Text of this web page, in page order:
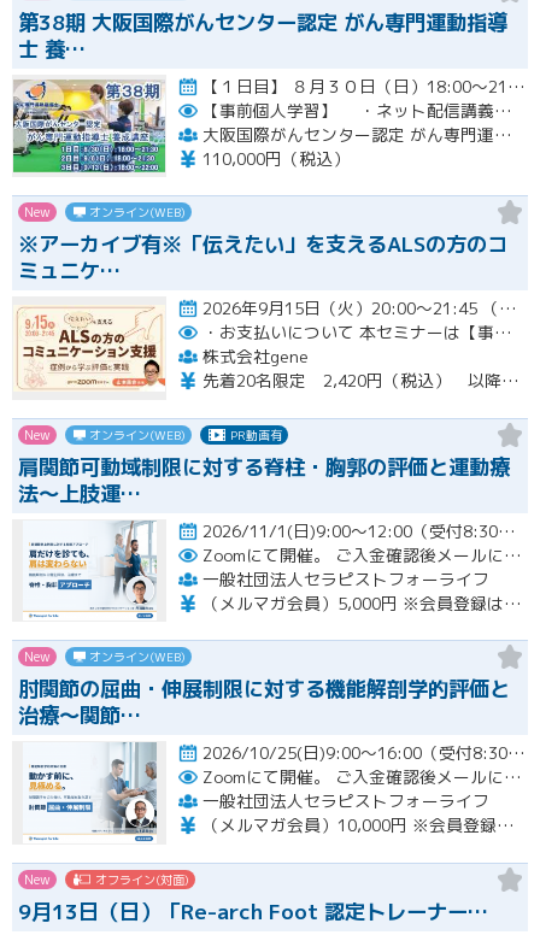
第38期 大阪国際がんセンター認定 がん専門運動指導
士 養…
【１日目】 ８月３０日（日）18:00～21:30 ［ 集合学習の内容 ］ ① 開講式 ② カウンセリングの実…開催
【事前個人学習】
・ネット配信講義の動画ＵＲＬをお知らせします。
大阪国際がんセンター認定 がん専門運動指導士 事務局
110,000円（税込）
New オンライン(WEB)
※アーカイブ有※「伝えたい」を支えるALSの方のコ
ミュニケ…
2026年9月15日（火）20:00～21:45 （受付開始時間 19:45）開催
・お支払いについて 本セミナーは【事前支払い（クレジットカード・銀行振込）】です。
株式会社gene
先着20名限定 2,420円（税込） 以降3,000円（税込） ※お支払い方法：クレジットカード・銀行振込 【キャンセルについて】 決済後はいかなる理由でも返金はいたしませんのでご了承ください。 受講料をお支払いいただいた方には、後日アーカイブの視聴URLをお送りいたします。
New オンライン(WEB) PR動画有
肩関節可動域制限に対する脊柱・胸郭の評価と運動療
法〜上肢運…
2026/11/1(日)9:00～12:00（受付8:30～）開催
Zoomにて開催。
ご入金確認後メールにてURLをお知らせいたします。
一般社団法人セラピストフォーライフ
（メルマガ会員）5,000円 ※会員登録はホームページより無料で行って頂けます。 会員限定特典あり！
New オンライン(WEB)
肘関節の屈曲・伸展制限に対する機能解剖学的評価と
治療～関節…
2026/10/25(日)9:00～16:00（受付8:30～） （※途中、１時間のお昼休憩あり）開催
Zoomにて開催。
ご入金確認後メールにてURLをお知らせいたします。
一般社団法人セラピストフォーライフ
（メルマガ会員）10,000円 ※会員登録はホームページより無料で行って頂けます。 会員限定特典あり！
New オフライン(対面)
9月13日（日）「Re-arch Foot 認定トレーナー…